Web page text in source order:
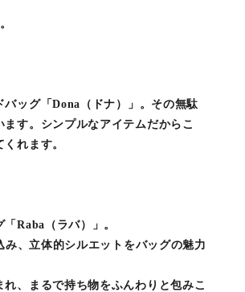
ッグ「Dona（ドナ）」。その無駄
す。シンプルなアイテムだからこ
れます。
Raba（ラバ）」。
、立体的シルエットをバッグの魅力
、まるで持ち物をふんわりと包みこ